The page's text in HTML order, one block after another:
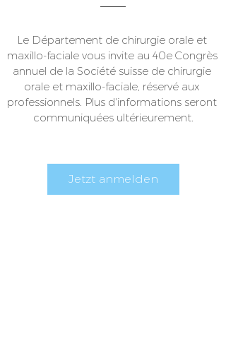
Le Département de chirurgie orale et
maxillo-faciale vous invite au 40e Congrès
annuel de la Société suisse de chirurgie
orale et maxillo-faciale, réservé aux
professionnels. Plus d'informations seront
communiquées ultérieurement.
Jetzt anmelden